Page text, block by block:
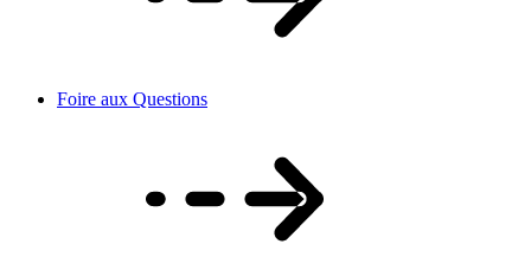
Foire aux Questions